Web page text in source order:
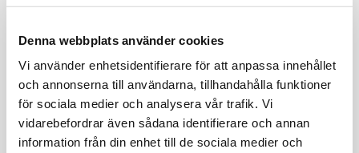
Denna webbplats använder cookies
Vi använder enhetsidentifierare för att anpassa innehållet
och annonserna till användarna, tillhandahålla funktioner
för sociala medier och analysera vår trafik. Vi
vidarebefordrar även sådana identifierare och annan
information från din enhet till de sociala medier och
Beskrivning
Art. nr:BUA6350EU